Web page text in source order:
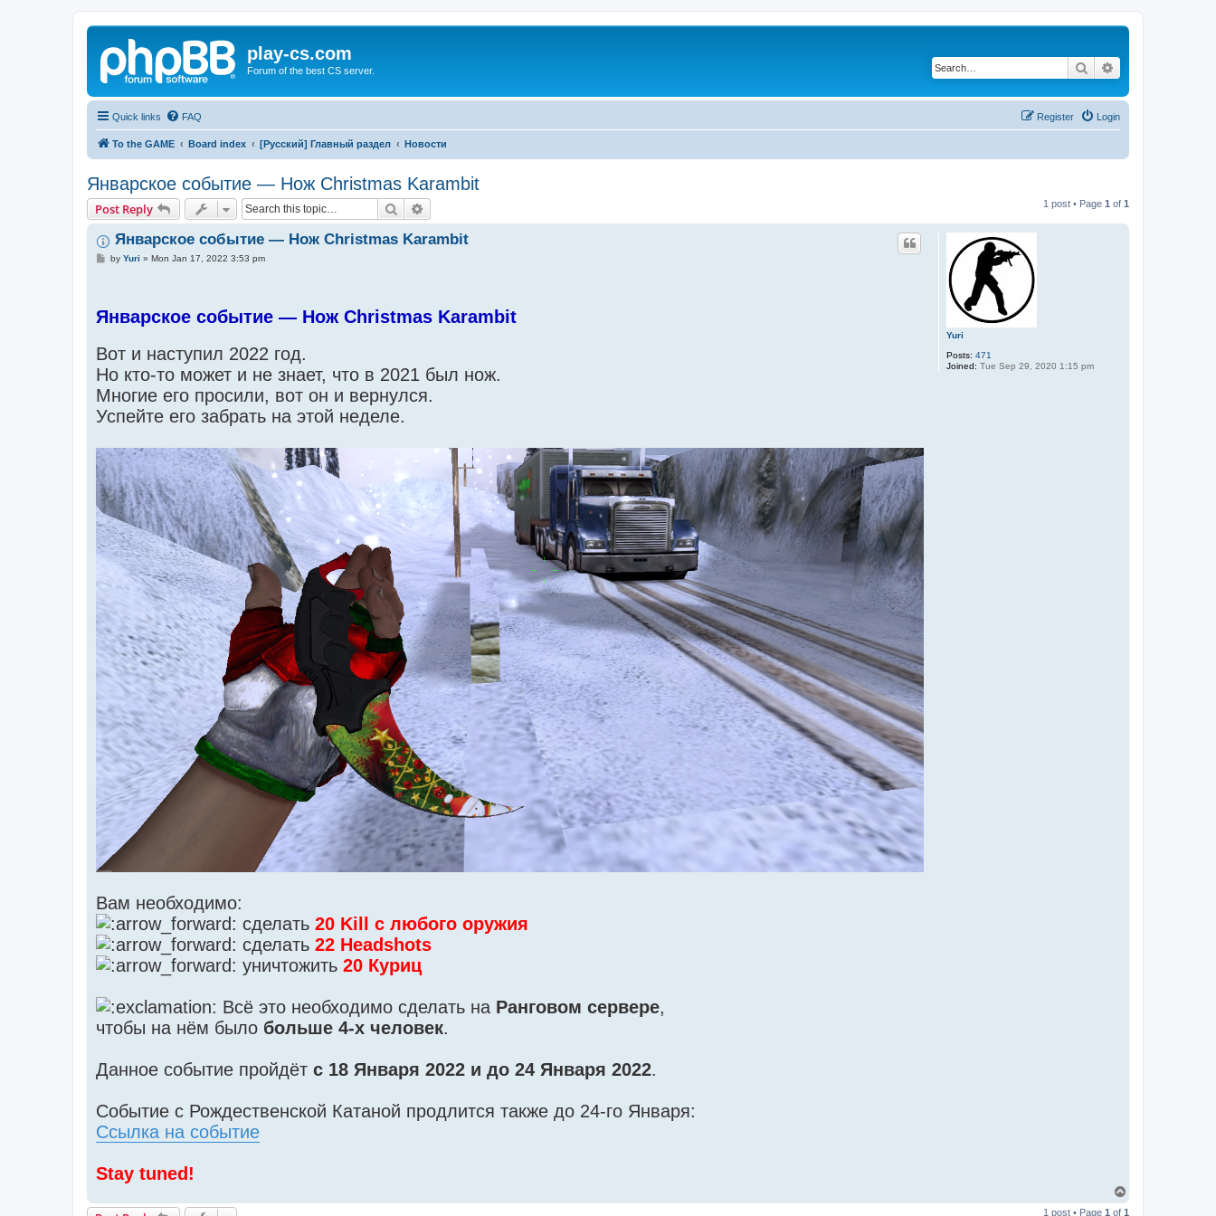
play-cs.com
Forum of the best CS server. Search
Quick links FAQ Login
Register
To the GAME Board index [Русский] Главный раздел Новости
Январское событие — Нож Christmas Karambit
Post Reply Search 1 post • Page 1 of 1
Yuri
Posts: 471
Joined: Tue Sep 29, 2020 1:15 pm
Январское событие — Нож Christmas Karambit
Pby Yuri » Mon Jan 17, 2022 3:53 pm
Январское событие — Нож Christmas Karambit
Вот и наступил 2022 год.
Но кто-то может и не знает, что в 2021 был нож.
Многие его просили, вот он и вернулся.
Успейте его забрать на этой неделе.
Вам необходимо:
сделать 20 Kill с любого оружия
сделать 22 Headshots
уничтожить 20 Куриц
Всё это необходимо сделать на Ранговом сервере,
чтобы на нём было больше 4-х человек.
Данное событие пройдёт с 18 Января 2022 и до 24 Января 2022.
Событие с Рождественской Катаной продлится также до 24-го Января:
Ссылка на событие
Stay tuned!
1 post • Page 1 of 1